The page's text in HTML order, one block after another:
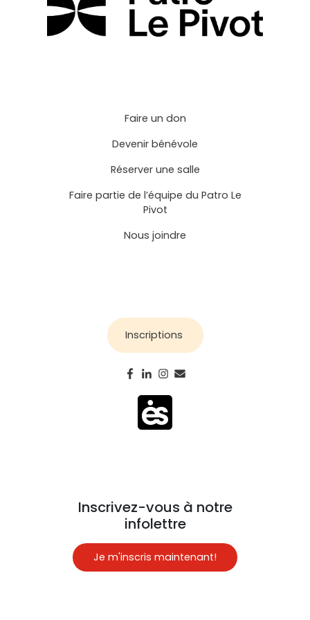
Faire un don
Devenir bénévole
Réserver une salle
Faire partie de l’équipe du Patro Le
Pivot
Nous joindre
Inscriptions
Inscrivez-vous à notre
infolettre
Je m'inscris maintenant!